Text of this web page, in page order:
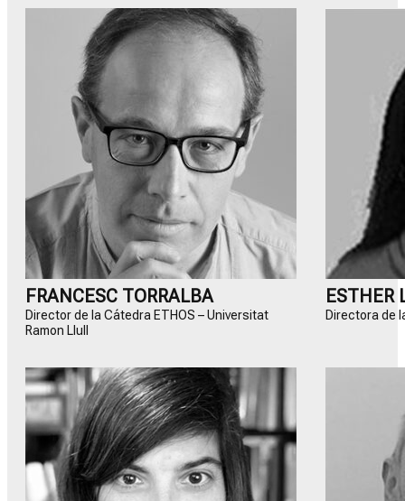
FRANCESC TORRALBA
Director de la Cátedra ETHOS – Universitat
Ramon Llull
ESTHER
Directora de